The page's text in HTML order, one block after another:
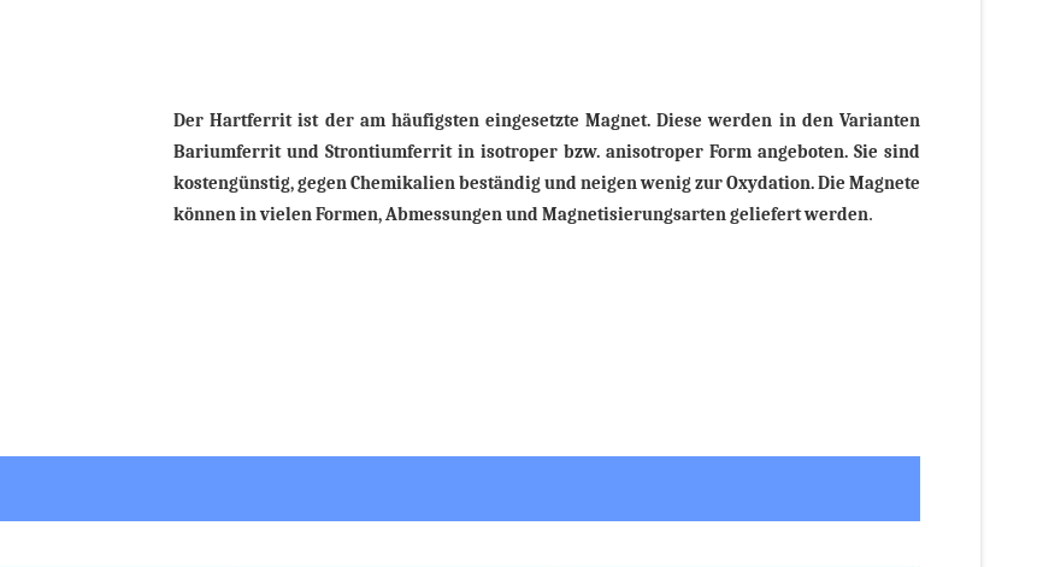
Der Hartferrit ist der am häufigsten eingesetzte Magnet. Diese werden in den Varianten
Bariumferrit und Strontiumferrit in isotroper bzw. anisotroper Form angeboten. Sie sind
kostengünstig, gegen Chemikalien beständig und neigen wenig zur Oxydation. Die Magnete
können in vielen Formen, Abmessungen und Magnetisierungsarten geliefert werden.